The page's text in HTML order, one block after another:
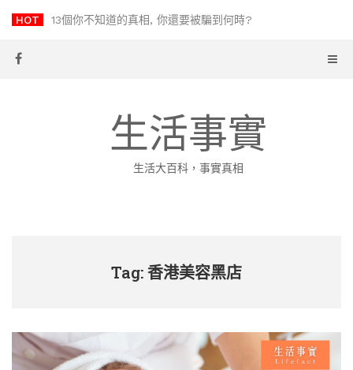
HOT 13個你不知道的真相, 你還要被騙到何時?
生活事實
生活大百科，事實真相
Tag: 香港美容黑店